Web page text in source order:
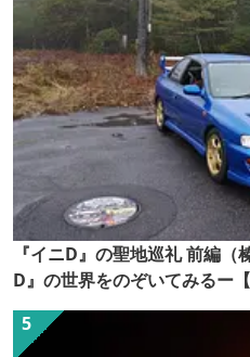
『イニD』の聖地巡礼 前編
D』の世界をのぞいてみるー
（ぐん記者）】